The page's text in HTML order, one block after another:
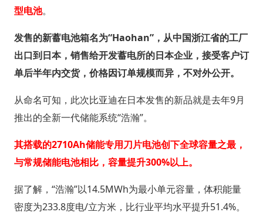
型电池。
发售的新蓄电池箱名为“Haohan”，从中国浙江省的工厂
出口到日本，销售给开发蓄电所的日本企业，接受客户订
单后半年内交货，价格因订单规模而异，不对外公开。
从命名可知，此次比亚迪在日本发售的新品就是去年9月
推出的全新一代储能系统“浩瀚”。
其搭载的2710Ah储能专用刀片电池创下全球容量之最，
与常规储能电池相比，容量提升300%以上。
据了解，“浩瀚”以14.5MWh为最小单元容量，体积能量
密度为233.8度电/立方米，比行业平均水平提升51.4%。